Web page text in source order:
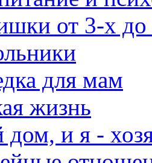
от 3-х
для мам
жизнь
и я -